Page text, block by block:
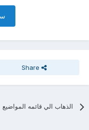
Share
الذهاب الي قائمه المواضيع